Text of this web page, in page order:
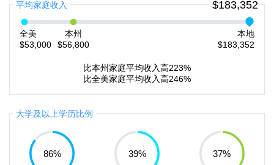
平均家庭收入 $183,352
全美
$53,000
本州
$56,800
本地
$183,352
比本州家庭平均收入高223%
比全美家庭平均收入高246%
大学及以上学历比例
86% 39% 37%